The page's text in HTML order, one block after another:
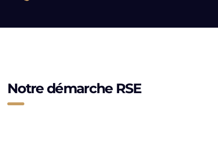
Notre démarche RSE